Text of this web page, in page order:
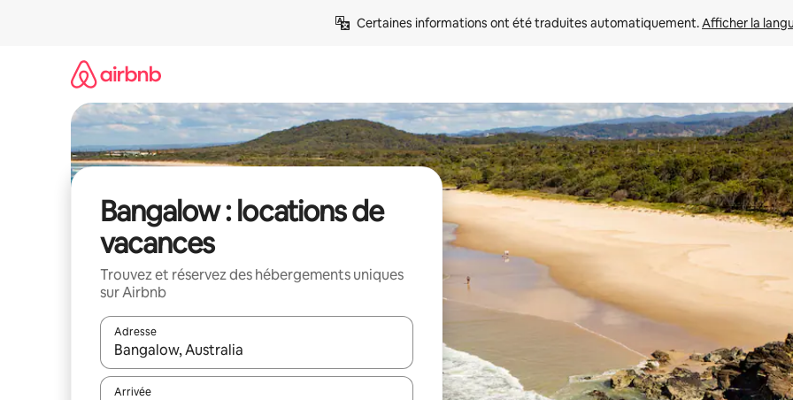
Certaines informations ont été traduites automatiquement. Afficher la
Bangalow : locations de
vacances
Trouvez et réservez des hébergements uniques
sur Airbnb
Adresse
Lorsque les résultats s'affichent, utilisez les flèches vers le haut et vers le bas pour les parcourir ou en appuyant et en
Arrivée